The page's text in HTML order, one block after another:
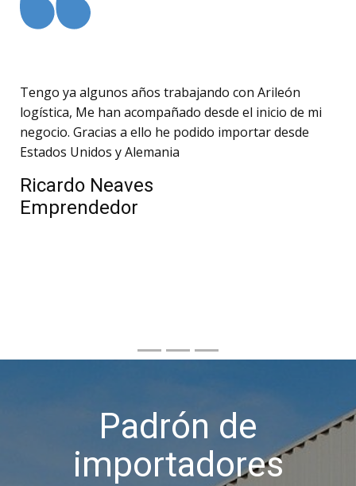
Tengo ya algunos años trabajando con Arileón
logística, Me han acompañado desde el inicio de mi
negocio. Gracias a ello he podido importar desde
Estados Unidos y Alemania
Ricardo Neaves
Emprendedor
Padrón de
importadores